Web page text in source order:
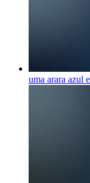
uma arara azul